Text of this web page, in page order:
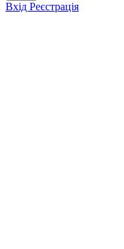
Вхід Реєстрація